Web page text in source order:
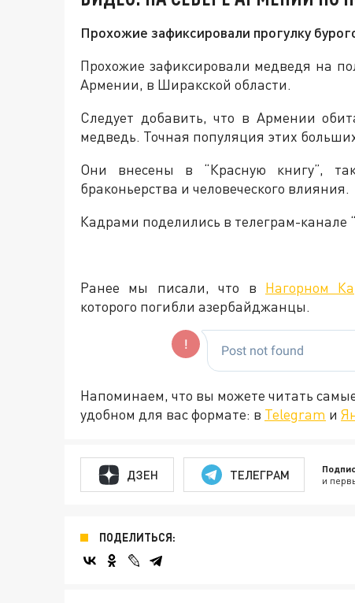
Прохожие зафиксировали прогулку
Прохожие зафиксировали медведя на
Армении, в Ширакской области.
Следует добавить, что в Армении
медведь. Точная популяция этих
Они внесены в “Красную книгу”,
браконьерства и человеческого влияния.
Кадрами поделились в телеграм-канале
Ранее мы писали, что в Нагорном
которого погибли азербайджанцы.
Напоминаем, что вы можете читать
удобном для вас формате: в Telegram и
ДЗЕН ТЕЛЕГРАМ и
ПОДЕЛИТЬСЯ: